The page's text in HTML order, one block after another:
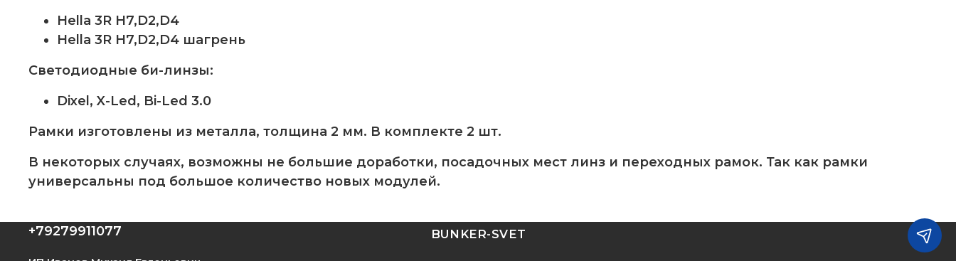
Hella 3R H7,D2,D4
Hella 3R H7,D2,D4 шагрень
Светодиодные би-линзы:
Dixel, X-Led, Bi-Led 3.0
Рамки изготовлены из металла, толщина 2 мм. В комплекте 2 шт.
В некоторых случаях, возможны не большие доработки, посадочных мест линз и переходных рамок. Так как рамки
универсальны под большое количество новых модулей.
+79279911077 BUNKER-SVET